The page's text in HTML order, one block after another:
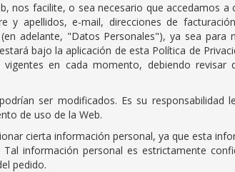
nos facilite, o sea necesario que accedamos
y apellidos, e-mail, direcciones de
adelante, "Datos Personales"), ya sea para
bajo la aplicación de esta Política de
en cada momento, debiendo revisar
ser modificados. Es su responsabilidad
de uso de la Web.
cierta información personal, ya que esta
información personal es estrictamente
pedido.